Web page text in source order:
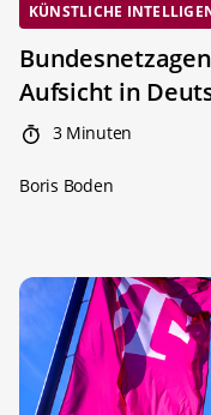
KÜNSTLICHE
Aufsicht in
3 Minuten
Boris Boden